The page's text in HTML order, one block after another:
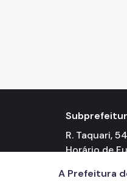
R. Taquari,
Horário de
A Prefeitura